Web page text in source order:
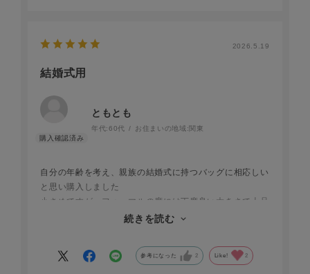
2026.5.19
結婚式用
ともとも
年代:60代 お住まいの地域: 関東
自分の年齢を考え、親族の結婚式に持つバッグに相応しい
と思い購入しました
小さめですが、フォ－マルの席には丁度良い大きさで上品
続きを読む
参考になった 2 Like! 2